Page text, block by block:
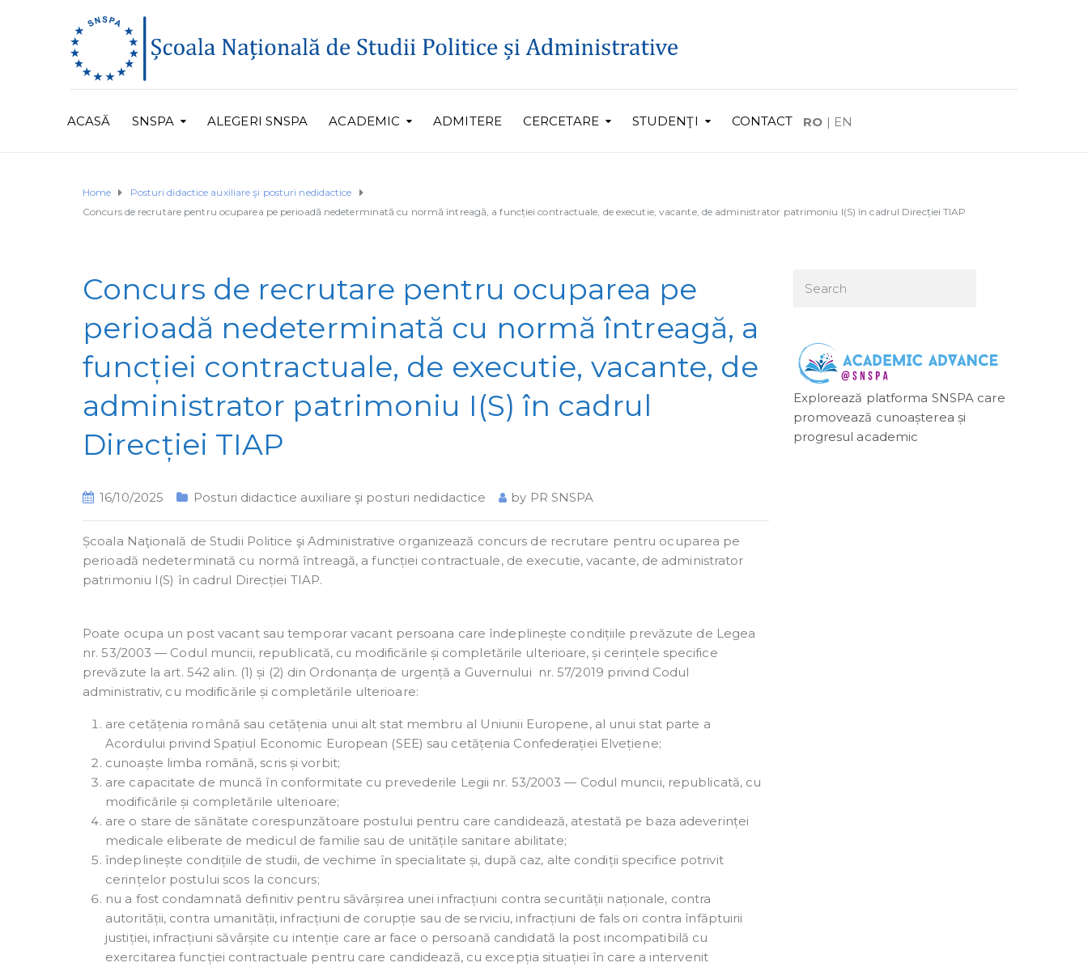
ACASĂ SNSPA ALEGERI SNSPA ACADEMIC ADMITERE CERCETARE STUDENŢI CONTACT RO | EN
Home
Posturi didactice auxiliare şi posturi nedidactice
Concurs de recrutare pentru ocuparea pe perioadă nedeterminată cu normă întreagă, a funcției contractuale, de executie, vacante, de administrator patrimoniu I(S) în cadrul Direcției TIAP
Concurs de recrutare pentru ocuparea pe
perioadă nedeterminată cu normă întreagă, a
funcției contractuale, de executie, vacante, de
administrator patrimoniu I(S) în cadrul
Direcției TIAP
16/10/2025 Posturi didactice auxiliare şi posturi nedidactice by PR SNSPA
Școala Naţională de Studii Politice şi Administrative organizează concurs de recrutare pentru ocuparea pe
perioadă nedeterminată cu normă întreagă, a funcției contractuale, de executie, vacante, de administrator
patrimoniu I(S) în cadrul Direcției TIAP.
Poate ocupa un post vacant sau temporar vacant persoana care îndeplinește condițiile prevăzute de Legea
nr. 53/2003 — Codul muncii, republicată, cu modificările și completările ulterioare, și cerințele specifice
prevăzute la art. 542 alin. (1) și (2) din Ordonanța de urgență a Guvernului nr. 57/2019 privind Codul
administrativ, cu modificările și completările ulterioare:
are cetățenia română sau cetățenia unui alt stat membru al Uniunii Europene, al unui stat parte a
Acordului privind Spațiul Economic European (SEE) sau cetățenia Confederației Elvețiene;
cunoaște limba română, scris și vorbit;
are capacitate de muncă în conformitate cu prevederile Legii nr. 53/2003 — Codul muncii, republicată, cu
modificările și completările ulterioare;
are o stare de sănătate corespunzătoare postului pentru care candidează, atestată pe baza adeverinței
medicale eliberate de medicul de familie sau de unitățile sanitare abilitate;
îndeplinește condițiile de studii, de vechime în specialitate și, după caz, alte condiții specifice potrivit
cerințelor postului scos la concurs;
nu a fost condamnată definitiv pentru săvârșirea unei infracțiuni contra securității naționale, contra
autorității, contra umanității, infracțiuni de corupție sau de serviciu, infracțiuni de fals ori contra înfăptuirii
justiției, infracțiuni săvârșite cu intenție care ar face o persoană candidată la post incompatibilă cu
exercitarea funcției contractuale pentru care candidează, cu excepția situației în care a intervenit
Explorează platforma SNSPA care
promovează cunoașterea și
progresul academic